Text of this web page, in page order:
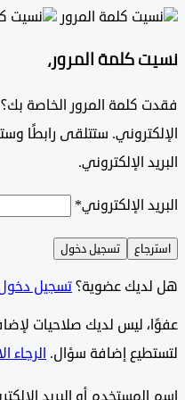
كلمة المرور،
المرور الخاصة بك؟ يرجى
ستتلقى رابطًا وستقوم
الإلكتروني.
الإلكتروني*
تسجيل دخول
عضوية؟تسجيل دخول الآن
ليس لديك صلاحيات لإضافة
إضافة سؤال.الرجاء